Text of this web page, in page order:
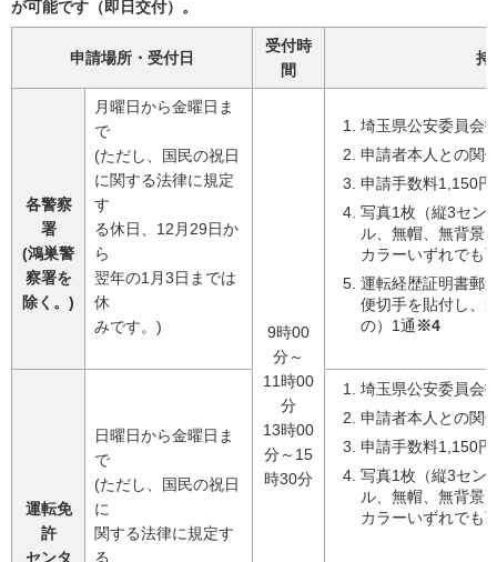
が可能です（即日交付）。
申請場所・受付日
受付時
間
持
各警察
署
(鴻巣警
察署を
除く。)
月曜日から金曜日ま
で
(ただし、国民の祝日
に関する法律に規定
す
る休日、12月29日か
ら
翌年の1月3日までは
休
みです。)
9時00
分～
11時00
分
13時00
分～15
時30分
埼玉県公安委員会
申請者本人との関
申請手数料1,150円
写真1枚（縦3セン
ル、無帽、無背景
カラーいずれでも
運転経歴証明書郵
便切手を貼付し、
の）1通 ※4
運転免
許
センタ
日曜日から金曜日ま
で
(ただし、国民の祝日
に
関する法律に規定す
る
埼玉県公安委員会
申請者本人との関
申請手数料1,150円
写真1枚（縦3セン
ル、無帽、無背景
カラーいずれでも